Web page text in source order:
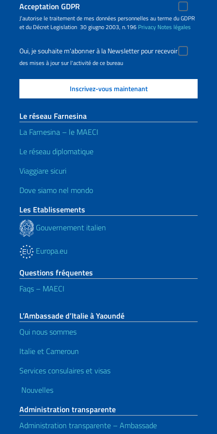
Acceptation GDPR
J’autorise le traitement de mes données personnelles au terme du GDPR
et du Décret Legislation 30 giugno 2003, n.196 Privacy Notes légales
Oui, je souhaite m'abonner à la Newsletter pour recevoir
des mises à jour sur l'activité de ce bureau
Le réseau Farnesina
La Farnesina – le MAECI
Le réseau diplomatique
Viaggiare sicuri
Dove siamo nel mondo
Les Etablissements
Gouvernement italien
Europa.eu
Questions fréquentes
Faqs – MAECI
L’Ambassade d’Italie à Yaoundé
Qui nous sommes
Italie et Cameroun
Services consulaires et visas
Nouvelles
Administration transparente
Administration transparente – Ambassade